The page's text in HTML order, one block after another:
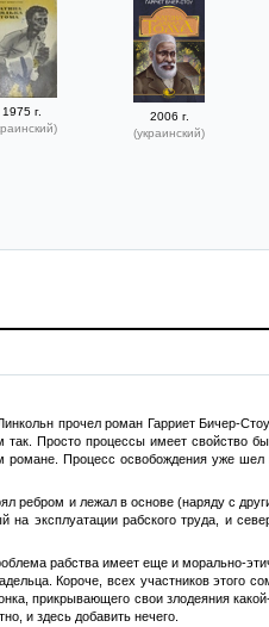
1975 г.
2006 г.
(украинский)
прочел роман Гарриет Бичер-
Просто процессы имеет свойство
романе. Процесс освобождения уже
ребром и лежал в основе (наряду с
эксплуатации рабского труда, и
рабства имеет еще и морально-
Короче, всех участников этого
прикрывающего свои злодеяния
и здесь добавить нечего.